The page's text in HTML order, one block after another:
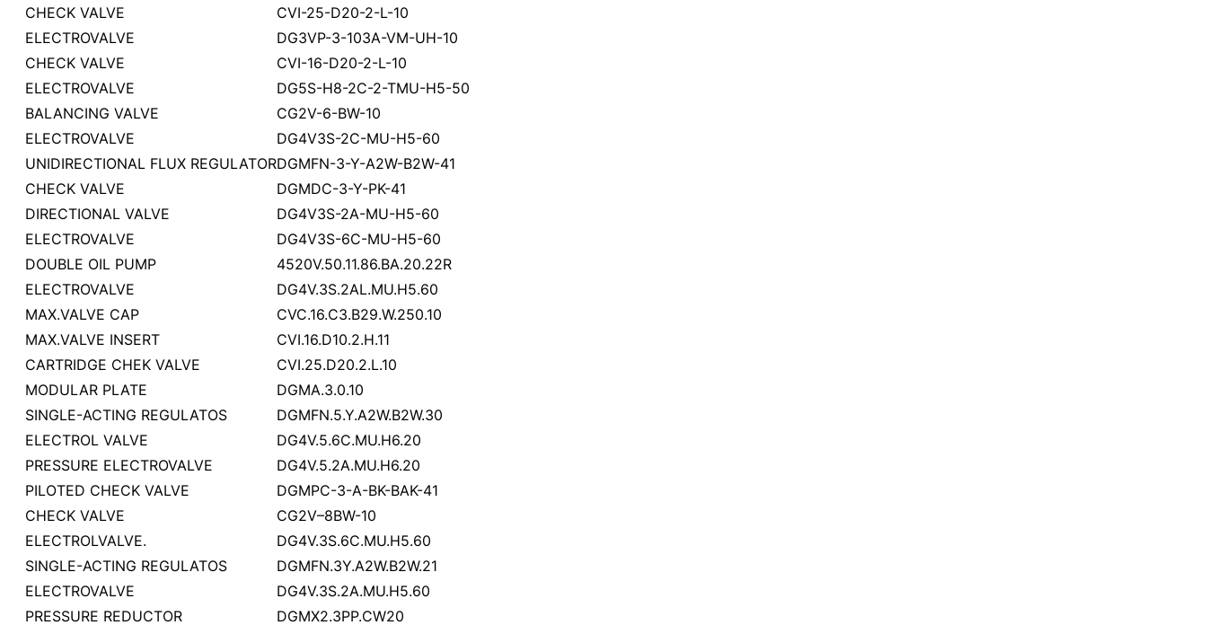
CHECK VALVE
CVI-25-D20-2-L-10
ELECTROVALVE
DG3VP-3-103A-VM-UH-10
CHECK VALVE
CVI-16-D20-2-L-10
ELECTROVALVE
DG5S-H8-2C-2-TMU-H5-50
BALANCING VALVE
CG2V-6-BW-10
ELECTROVALVE
DG4V3S-2C-MU-H5-60
UNIDIRECTIONAL FLUX REGULATORDGMFN-3-Y-A2W-B2W-41
CHECK VALVE
DGMDC-3-Y-PK-41
DIRECTIONAL VALVE
DG4V3S-2A-MU-H5-60
ELECTROVALVE
DG4V3S-6C-MU-H5-60
DOUBLE OIL PUMP
4520V.50.11.86.BA.20.22R
ELECTROVALVE
DG4V.3S.2AL.MU.H5.60
MAX.VALVE CAP
CVC.16.C3.B29.W.250.10
MAX.VALVE INSERT
CVI.16.D10.2.H.11
CARTRIDGE CHEK VALVE
CVI.25.D20.2.L.10
MODULAR PLATE
DGMA.3.0.10
SINGLE-ACTING REGULATOS
DGMFN.5.Y.A2W.B2W.30
ELECTROL VALVE
DG4V.5.6C.MU.H6.20
PRESSURE ELECTROVALVE
DG4V.5.2A.MU.H6.20
PILOTED CHECK VALVE
DGMPC-3-A-BK-BAK-41
CHECK VALVE
CG2V–8BW-10
ELECTROLVALVE.
DG4V.3S.6C.MU.H5.60
SINGLE-ACTING REGULATOS
DGMFN.3Y.A2W.B2W.21
ELECTROVALVE
DG4V.3S.2A.MU.H5.60
PRESSURE REDUCTOR
DGMX2.3PP.CW20